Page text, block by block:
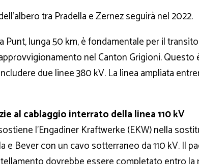
tra Pradella e Zernez seguirà nel 2022.
Punt, lunga 50 km, è fondamentale per il transito
nel Canton Grigioni. Questo
due linee 380 kV. La linea ampliata
al cablaggio interrato della linea 110 kV
l'Engadiner Kraftwerke (EKW) nella
e Bever con un cavo sotterraneo da 110 kV. Il